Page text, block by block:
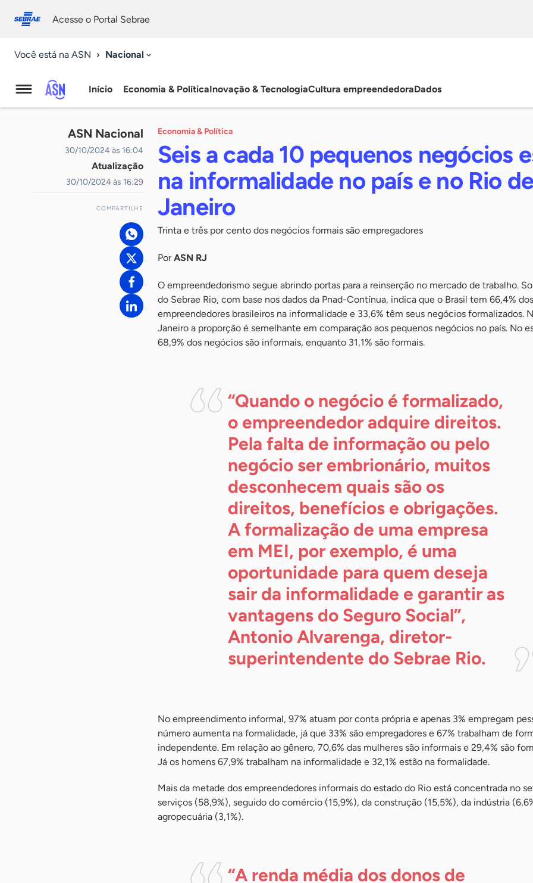
conosco
Acesse o Portal Sebrae
Você está na ASN Nacional
Agência
Sebrae
de
Notícias
Início Economia & PolíticaInovação & TecnologiaCultura empreendedoraDados
ASN Nacional
30/10/2024 às 16:04
Atualização
30/10/2024 às 16:29
COMPARTILHE
Economia & Política
Seis a cada 10 pequenos negócios
na informalidade no país e no Rio
Janeiro
Trinta e três por cento dos negócios formais são empregadores
PorASN RJ
O empreendedorismo segue abrindo portas para a reinserção no mercado de trabalho.
do Sebrae Rio, com base nos dados da Pnad-Contínua, indica que o Brasil tem 66,4% dos
empreendedores brasileiros na informalidade e 33,6% têm seus negócios formalizados.
Janeiro a proporção é semelhante em comparação aos pequenos negócios no país. No
68,9% dos negócios são informais, enquanto 31,1% são formais.
“Quando o negócio é formalizado,
o empreendedor adquire direitos.
Pela falta de informação ou pelo
negócio ser embrionário, muitos
desconhecem quais são os
direitos, benefícios e obrigações.
A formalização de uma empresa
em MEI, por exemplo, é uma
oportunidade para quem deseja
sair da informalidade e garantir as
vantagens do Seguro Social”,
Antonio Alvarenga, diretor-
superintendente do Sebrae Rio.
No empreendimento informal, 97% atuam por conta própria e apenas 3% empregam
número aumenta na formalidade, já que 33% são empregadores e 67% trabalham de
independente. Em relação ao gênero, 70,6% das mulheres são informais e 29,4% são
Já os homens 67,9% trabalham na informalidade e 32,1% estão na formalidade.
Mais da metade dos empreendedores informais do estado do Rio está concentrada no
serviços (58,9%), seguido do comércio (15,9%), da construção (15,5%), da indústria
agropecuária (3,1%).
“A renda média dos donos de